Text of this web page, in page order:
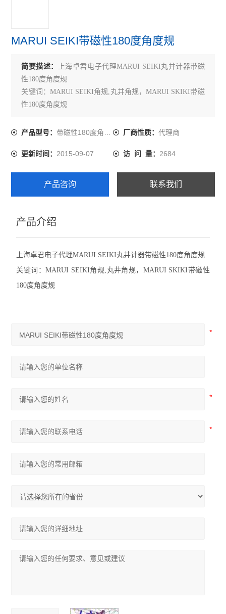
SK新泻
ELSEN爱森
佐藤SATO
瑞士TETKO
横河YOKOGAWA
赛发SEFAR
新宝SHIMPO
查看全部 >>
MARUI SEIKI带磁性180度角度规
简要描述：
上海卓君电子代理MARUI SEIKI丸井计器带磁
性180度角度规
关键词：MARUI SEIKI角规,丸井角规，MARUI SKIKI带磁
性180度角度规
产品型号：带磁性180度角度规 厂商性质： 代理商
更新时间：2015-09-07 访 问 量： 2684
产品咨询 联系我们
产品介绍
上海卓君电子代理MARUI SEIKI丸井计器带磁性180度角度规
关键词：MARUI SEIKI角规,丸井角规，MARUI SKIKI带磁性
180度角度规